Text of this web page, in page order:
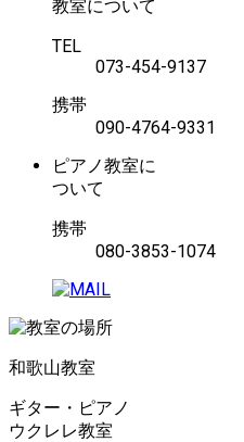
教室について
TEL
073-454-9137
携帯
090-4764-9331
ピアノ教室に
ついて
携帯
080-3853-1074
和歌山教室
ギター・ピアノ
ウクレレ教室